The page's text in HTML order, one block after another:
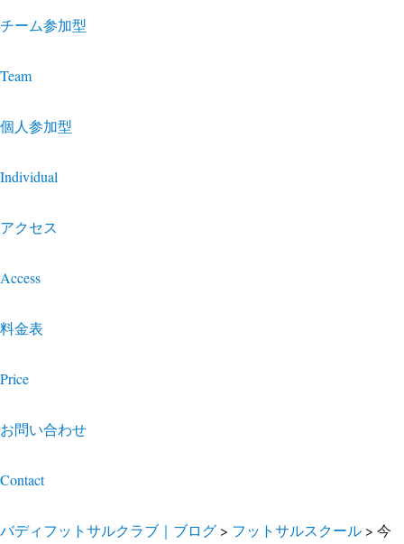
チーム参加型
Team
個人参加型
Individual
アクセス
Access
料金表
Price
お問い合わせ
Contact
バディフットサルクラブ｜ブログ > フットサルスクール > 今